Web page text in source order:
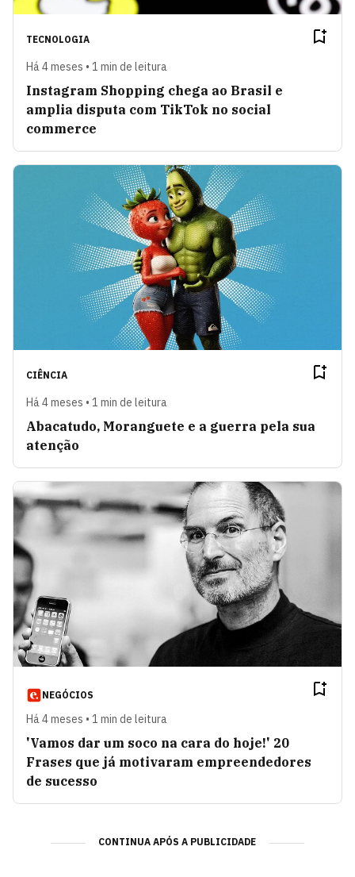
TECNOLOGIA
Há 4 meses • 1 min de leitura
Instagram Shopping chega ao Brasil e
amplia disputa com TikTok no social
commerce
CIÊNCIA
Há 4 meses • 1 min de leitura
Abacatudo, Moranguete e a guerra pela sua
atenção
NEGÓCIOS
Há 4 meses • 1 min de leitura
'Vamos dar um soco na cara do hoje!' 20
Frases que já motivaram empreendedores
de sucesso
CONTINUA APÓS A PUBLICIDADE